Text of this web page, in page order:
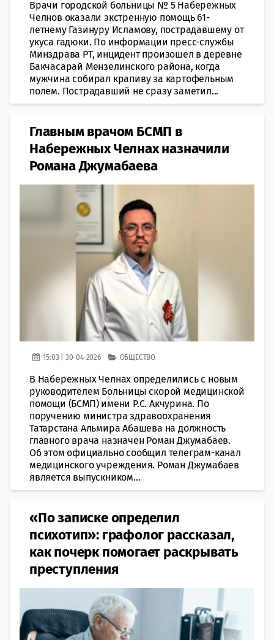
Врачи городской больницы № 5 Набережных
Челнов оказали экстренную помощь 61-
летнему Газинуру Исламову, пострадавшему от
укуса гадюки. По информации пресс-службы
Минздрава РТ, инцидент произошел в деревне
Бакчасарай Мензелинского района, когда
мужчина собирал крапиву за картофельным
полем. Пострадавший не сразу заметил...
Главным врачом БСМП в
Набережных Челнах назначили
Романа Джумабаева
15:03 | 30-04-2026 ОБЩЕСТВО
В Набережных Челнах определились с новым
руководителем Больницы скорой медицинской
помощи (БСМП) имени Р.С. Акчурина. По
поручению министра здравоохранения
Татарстана Альмира Абашева на должность
главного врача назначен Роман Джумабаев.
Об этом официально сообщил телеграм-канал
медицинского учреждения. Роман Джумабаев
является выпускником...
«По записке определил
психотип»: графолог рассказал,
как почерк помогает раскрывать
преступления